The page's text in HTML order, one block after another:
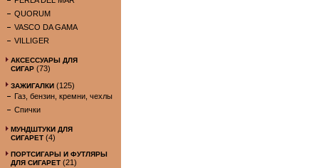
QUORUM
VASCO DA GAMA
VILLIGER
АКСЕССУАРЫ ДЛЯ
СИГАР (73)
ЗАЖИГАЛКИ (125)
Газ, бензин, кремни, чехлы
Спички
МУНДШТУКИ ДЛЯ
СИГАРЕТ (4)
ПОРТСИГАРЫ И ФУТЛЯРЫ
ДЛЯ СИГАРЕТ (21)